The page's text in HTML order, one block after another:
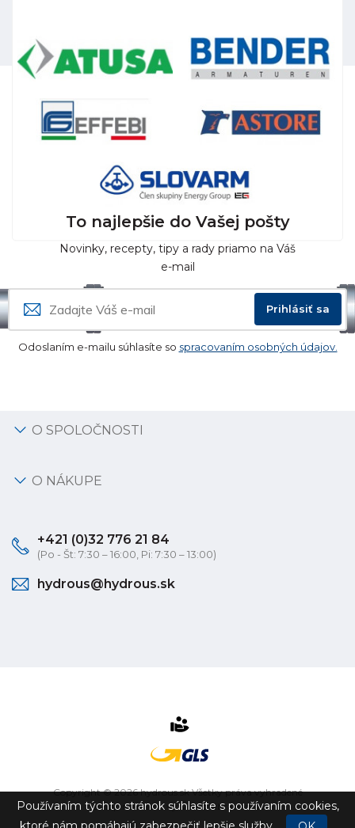
To najlepšie do Vašej pošty
Novinky, recepty, tipy a rady priamo na Váš
e-mail
Prihlásiť sa
Odoslaním e-mailu súhlasíte so spracovaním osobných údajov.
O SPOLOČNOSTI
O NÁKUPE
+421 (0)32 776 21 84
(Po - Št: 7:30 – 16:00, Pi: 7:30 – 13:00)
hydrous@hydrous.sk
Copyright © 2026 hydrous.sk Všetky práva vyhradené
eshop na mieruvytvorilovibration.sk
Používaním týchto stránok súhlasíte s používaním cookies,